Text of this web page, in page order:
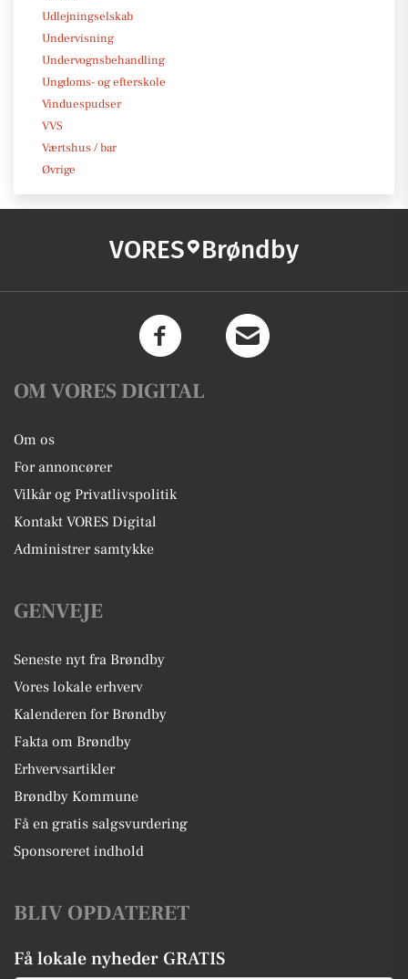
Udlejningselskab
Undervisning
Undervognsbehandling
Ungdoms- og efterskole
Vinduespudser
VVS
Værtshus / bar
Øvrige
VORES Brøndby
OM VORES DIGITAL
Om os
For annoncører
Vilkår og Privatlivspolitik
Kontakt VORES Digital
Administrer samtykke
GENVEJE
Seneste nyt fra Brøndby
Vores lokale erhverv
Kalenderen for Brøndby
Fakta om Brøndby
Erhvervsartikler
Brøndby Kommune
Få en gratis salgsvurdering
Sponsoreret indhold
BLIV OPDATERET
Få lokale nyheder GRATIS